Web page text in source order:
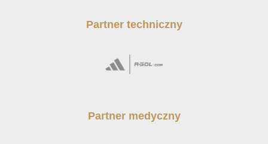
Partner techniczny
Partner medyczny